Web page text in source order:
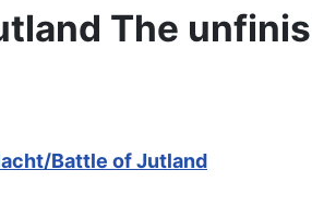
The
Battle of Jutland